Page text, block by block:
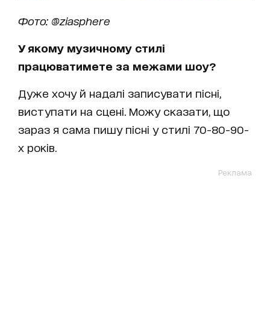
Фото: @ziasphere
У якому музичному стилі
працюватимете за межами шоу?
Дуже хочу й надалі записувати пісні,
виступати на сцені. Можу сказати, що
зараз я сама пишу пісні у стилі 70-80-90-
х років.
Реклама